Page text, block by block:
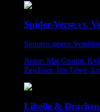
Spider-Verse vs.
Spinnen gegen
Autor: Mat Groom,
Zeichner: Jim Towe,
Libelle &